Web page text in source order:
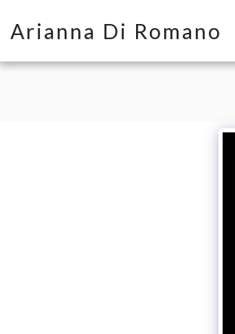
Arianna Di Romano